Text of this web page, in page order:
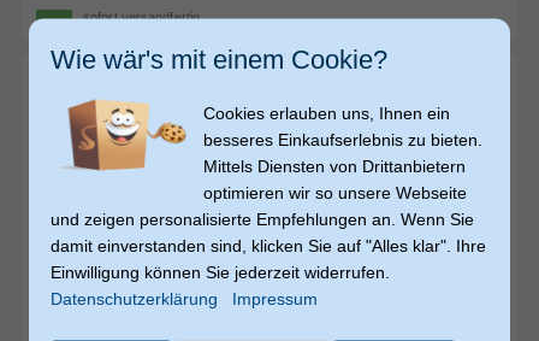
sofort versandfertig
versandkostenfrei 25,99
25,99
Wie wär's mit einem Cookie?
Cookies erlauben uns, Ihnen ein
besseres Einkaufserlebnis zu bieten.
Mittels Diensten von Drittanbietern
optimieren wir so unsere Webseite
und zeigen personalisierte Empfehlungen an. Wenn Sie
damit einverstanden sind, klicken Sie auf "Alles klar". Ihre
Einwilligung können Sie jederzeit widerrufen.
Datenschutzerklärung
Impressum